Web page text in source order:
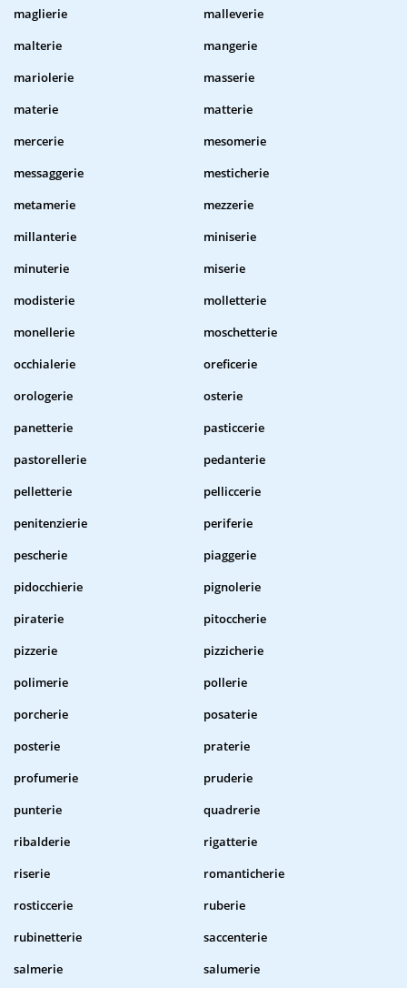
maglierie
malleverie
malterie
mangerie
mariolerie
masserie
materie
matterie
mercerie
mesomerie
messaggerie
mesticherie
metamerie
mezzerie
millanterie
miniserie
minuterie
miserie
modisterie
molletterie
monellerie
moschetterie
occhialerie
oreficerie
orologerie
osterie
panetterie
pasticcerie
pastorellerie
pedanterie
pelletterie
pelliccerie
penitenzierie
periferie
pescherie
piaggerie
pidocchierie
pignolerie
piraterie
pitoccherie
pizzerie
pizzicherie
polimerie
pollerie
porcherie
posaterie
posterie
praterie
profumerie
pruderie
punterie
quadrerie
ribalderie
rigatterie
riserie
romanticherie
rosticcerie
ruberie
rubinetterie
saccenterie
salmerie
salumerie